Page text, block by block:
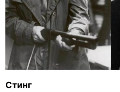
Стинг